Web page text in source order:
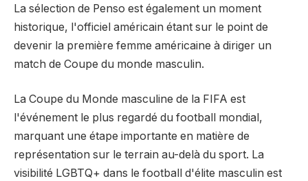
La sélection de Penso est également un moment
historique, l'officiel américain étant sur le point de
devenir la première femme américaine à diriger un
match de Coupe du monde masculin.
La Coupe du Monde masculine de la FIFA est
l'événement le plus regardé du football mondial,
marquant une étape importante en matière de
représentation sur le terrain au-delà du sport. La
visibilité LGBTQ+ dans le football d'élite masculin est